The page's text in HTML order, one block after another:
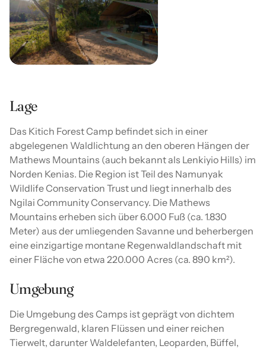
Lage
Das Kitich Forest Camp befindet sich in einer
abgelegenen Waldlichtung an den oberen Hängen der
Mathews Mountains (auch bekannt als Lenkiyio Hills) im
Norden Kenias. Die Region ist Teil des Namunyak
Wildlife Conservation Trust und liegt innerhalb des
Ngilai Community Conservancy. Die Mathews
Mountains erheben sich über 6.000 Fuß (ca. 1.830
Meter) aus der umliegenden Savanne und beherbergen
eine einzigartige montane Regenwaldlandschaft mit
einer Fläche von etwa 220.000 Acres (ca. 890 km²).
Umgebung
Die Umgebung des Camps ist geprägt von dichtem
Bergregenwald, klaren Flüssen und einer reichen
Tierwelt, darunter Waldelefanten, Leoparden, Büffel,